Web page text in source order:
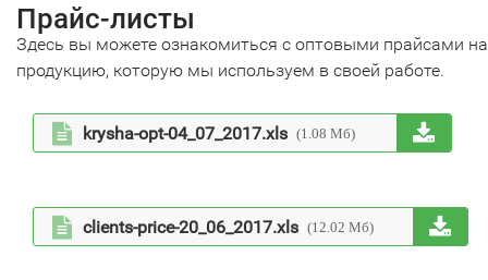
Прайс-листы
Здесь вы можете ознакомиться с оптовыми прайсами
продукцию, которую мы используем в своей работе.

krysha-opt-04_07_2017.xls

clients-price-20_06_2017.xls